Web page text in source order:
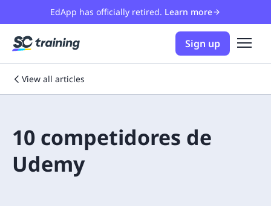
EdApp has officially retired. Learn more
Sign up
View all articles
10 competidores de
Udemy